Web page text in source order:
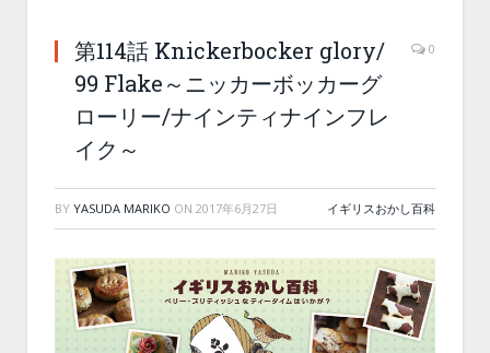
第114話 Knickerbocker glory/
99 Flake～ニッカーボッカーグ
ローリー/ナインティナインフレ
イク～
0
BY YASUDA MARIKO ON 2017年6月27日 イギリスおかし百科